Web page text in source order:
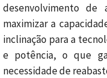
desenvolvimento de
maximizar a
inclinação para a
e potência, o que
necessidade de